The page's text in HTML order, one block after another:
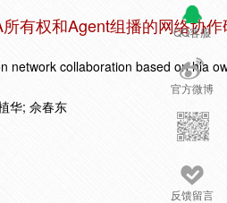
QQ客服
官方微博
反馈留言
有权和Agent组播的网络协
network collaboration based on hla
华; 佘春东